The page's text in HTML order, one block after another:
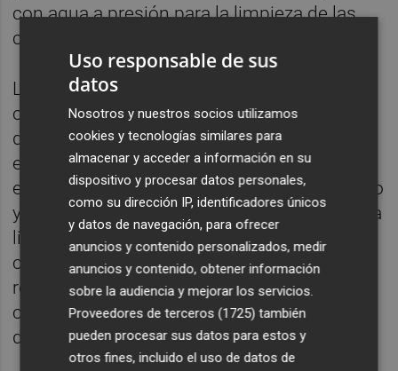
con agua a presión para la limpieza de las
calles de la localidad durante todo el año.
Los eventos de pequeño formato en el
centro urbano destinados a la dinamización
de la localidad fuera de temporada alta
estarán previstos con dispositivos
especiales de limpieza, reforzando el servicio
y mejorando tanto la gestión de residuos y la
limpieza de las calles. El consistorio contará
con mayor frecuencia en el servicio de
recogida de poda y enseres, pasando de
contar con una ruta mixta diaria a dos rutas
diferenciadas.
Uso responsable de sus
datos
Nosotros y nuestros socios utilizamos
cookies y tecnologías similares para
almacenar y acceder a información en su
dispositivo y procesar datos personales,
como su dirección IP, identificadores únicos
y datos de navegación, para ofrecer
anuncios y contenido personalizados, medir
anuncios y contenido, obtener información
sobre la audiencia y mejorar los servicios.
Proveedores de terceros (1725) también
pueden procesar sus datos para estos y
otros fines, incluido el uso de datos de